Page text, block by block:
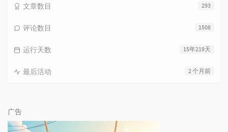
293
文章数目
1508
评论数目
15年219天
运行天数
2 个月前
最后活动
广告